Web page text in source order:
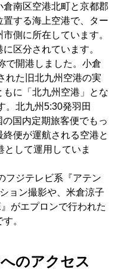
南区空港北町と京都郡
する海上空港で、ター
側に所在しています。
区分されています。
で開港しました。小倉
れた旧北九州空港の実
に「北九州空港」とな
。北九州5:30発羽田
国内定期旅客便でもっ
便が運航される空港と
して運用していま
フジテレビ系『アテン
ョン撮影や、米倉涼子
がエプロンで行われた
。
のアクセス